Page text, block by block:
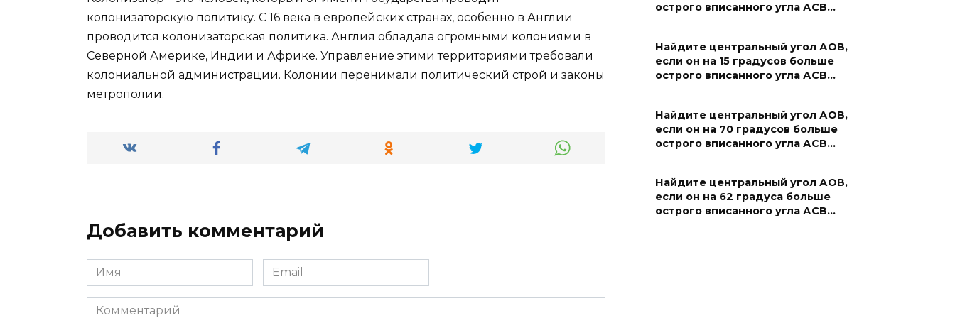
колонизаторскую политику. С 16 века в европейских странах, особенно в Англии
проводится колонизаторская политика. Англия обладала огромными колониями в
Северной Америке, Индии и Африке. Управление этими территориями требовали
колониальной администрации. Колонии перенимали политический строй и законы
метрополии.
Добавить комментарий
Имя
*
Email
*
Комментарий
острого вписанного угла АСВ…
Найдите центральный угол АОВ,
если он на 15 градусов больше
острого вписанного угла АСВ…
Найдите центральный угол АОВ,
если он на 70 градусов больше
острого вписанного угла АСВ…
Найдите центральный угол АОВ,
если он на 62 градуса больше
острого вписанного угла АСВ…